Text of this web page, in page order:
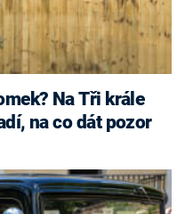
Na Tři krále
na co dát pozor